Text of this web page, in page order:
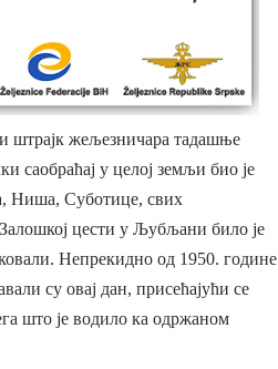
штрајк жељезничара тадашње
саобраћај у целој земљи био је
Ниша, Суботице, свих
цести у Љубљани било је
Непрекидно од 1950. године
су овај дан, присећајући се
што је водило ка одржаном